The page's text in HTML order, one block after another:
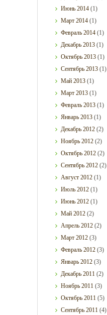
Июнь2014 (1)
Март2014 (1)
Февраль2014 (1)
Декабрь2013 (1)
Октябрь2013 (1)
Сентябрь2013 (1)
Май2013 (1)
Март2013 (1)
Февраль2013 (1)
Январь2013 (1)
Декабрь2012 (2)
Ноябрь2012 (2)
Октябрь2012 (2)
Сентябрь2012 (2)
Август2012 (1)
Июль2012 (1)
Июнь2012 (1)
Май2012 (2)
Апрель2012 (2)
Март2012 (3)
Февраль2012 (3)
Январь2012 (3)
Декабрь2011 (2)
Ноябрь2011 (3)
Октябрь2011 (5)
Сентябрь2011 (4)